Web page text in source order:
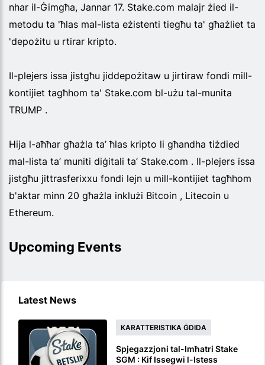
nhar il-Ġimgħa, Jannar 17. Stake.com malajr żied il-
metodu ta 'ħlas mal-lista eżistenti tiegħu ta' għażliet ta
'depożitu u rtirar kripto.
Il-plejers issa jistgħu jiddepożitaw u jirtiraw fondi mill-
kontijiet tagħhom ta' Stake.com bl-użu tal-munita
TRUMP .
Hija l-aħħar għażla ta’ ħlas kripto li għandha tiżdied
mal-lista ta’ muniti diġitali ta’ Stake.com . Il-plejers issa
jistgħu jittrasferixxu fondi lejn u mill-kontijiet tagħhom
b'aktar minn 20 għażla inklużi Bitcoin , Litecoin u
Ethereum.
Upcoming Events
Latest News
KARATTERISTIKA ĠDIDA
Spjegazzjoni tal-Imħatri Stake
SGM : Kif Issegwi l-Istess